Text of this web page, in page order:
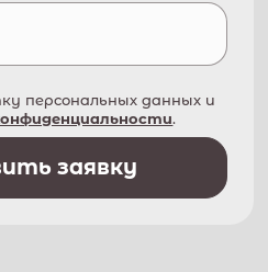
персональных данных и
.
заявку